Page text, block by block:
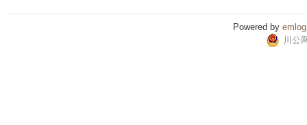
Powered by emlog
川公